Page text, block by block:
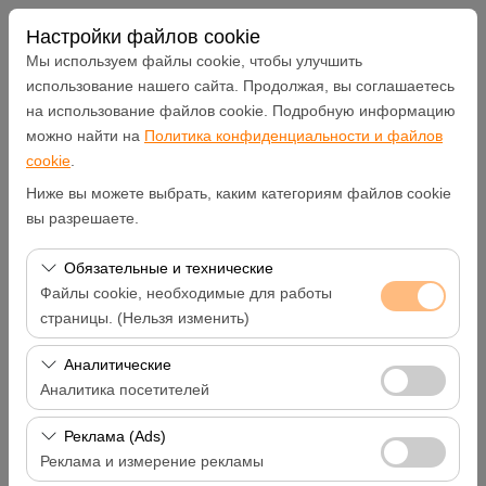
Настройки файлов cookie
Мы используем файлы cookie, чтобы улучшить
использование нашего сайта. Продолжая, вы соглашаетесь
на использование файлов cookie. Подробную информацию
можно найти на Политика конфиденциальности и файлов
cookie
Ниже вы можете выбрать, каким категориям файлов cookie
вы разрешаете.
Обязательные и технические
Файлы cookie, необходимые для работы
страницы. (Нельзя изменить)
Эти файлы cookie необходимы для корректной
работы сайта, безопасности, управления сеансами и
базовых функций. Их нельзя отключить.
Аналитические
Аналитика посетителей
Эти файлы cookie позволяют нам анализировать, как
используется наш сайт (количество посетителей,
самые посещаемые страницы, поведение
Реклама (Ads)
Реклама и измерение рекламы
Чувствительный элемент
Дата и время пуска
09:00
Дата и время возврата